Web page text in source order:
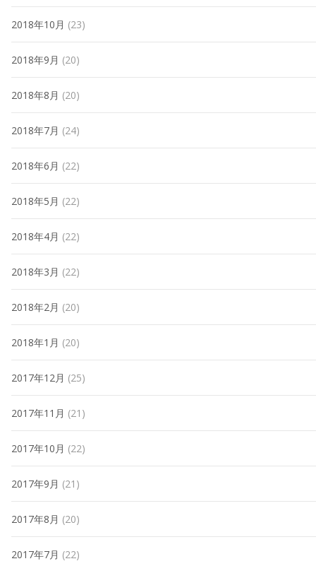
2018年10月 (23)
2018年9月 (20)
2018年8月 (20)
2018年7月 (24)
2018年6月 (22)
2018年5月 (22)
2018年4月 (22)
2018年3月 (22)
2018年2月 (20)
2018年1月 (20)
2017年12月 (25)
2017年11月 (21)
2017年10月 (22)
2017年9月 (21)
2017年8月 (20)
2017年7月 (22)